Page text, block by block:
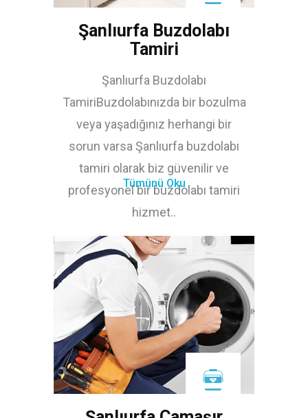
Şanlıurfa Buzdolabı
Tamiri
Şanlıurfa Buzdolabı
TamiriBuzdolabınızda bir bozulma
veya yaşadığınız herhangi bir
sorun varsa Şanlıurfa buzdolabı
tamiri olarak biz güvenilir ve
profesyonel bir buzdolabı tamiri
hizmet..
Tümünü Oku